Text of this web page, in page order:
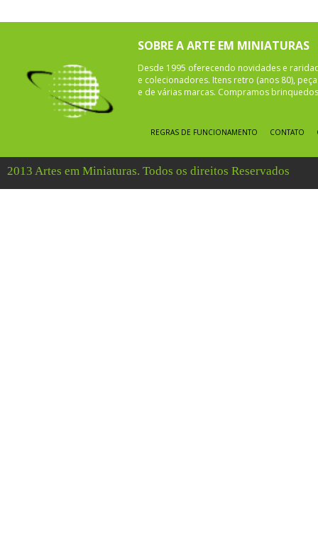
SOBRE A ARTE EM MINIATURAS
Desde 1995 oferecendo novidades e
e colecionadores. Itens retro (anos 80),
e de várias marcas. Compramos
REGRAS DE FUNCIONAMENTO CONTATO
2013 Artes em Miniaturas. Todos os direitos Reservados